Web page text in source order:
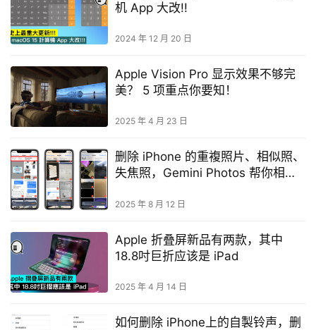
机 App 大改!!
2024 年 12 月 20 日
Apple Vision Pro 显示效果不够完
美？ 5 项重点你要知！
2025 年 4 月 23 日
删除 iPhone 的重複照片、相似照、
失焦照，Gemini Photos 帮你相簿
2025 年 8 月 12 日
Apple 折叠屏新品有两款，其中
18.8吋巨折应该是 iPad
2025 年 4 月 14 日
如何删除 iPhone上的自製铃声，删